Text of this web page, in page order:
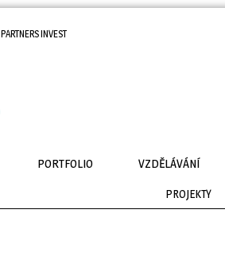
PARTNERS INVEST
PORTFOLIO VZDĚLÁVÁNÍ
PROJEKTY